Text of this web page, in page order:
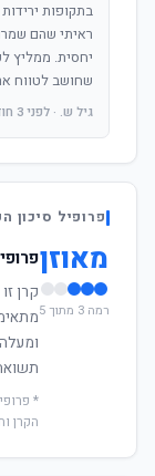
בתקופות
ראיתי שהם
יחסית. ממליץ
שחושב לטווח
גיל ש. · לפני 3 חודשים
פרופיל סיכון
מאוזן
רמה 3 מתוך 5
קרן
*
הקרן